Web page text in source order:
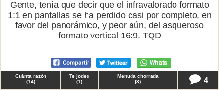
Gente, tenía que decir que el infravalorado formato
1:1 en pantallas se ha perdido casi por completo, en
favor del panorámico, y peor aún, del asqueroso
formato vertical 16:9. TQD
Cuánta razón
(14)
Te jodes
(1)
Menuda chorrada
(3) 4